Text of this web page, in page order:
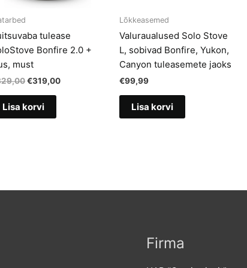
tulease
Bonfire 2.0 +
must
Algne
€329,00.
€319,00Current
Lisa korvi
Lõkkeasemed
Valuraualused Solo Stove
L, sobivad Bonfire, Yukon,
Canyon tuleasemete jaoks
€99,99
Lisa korvi
Firma